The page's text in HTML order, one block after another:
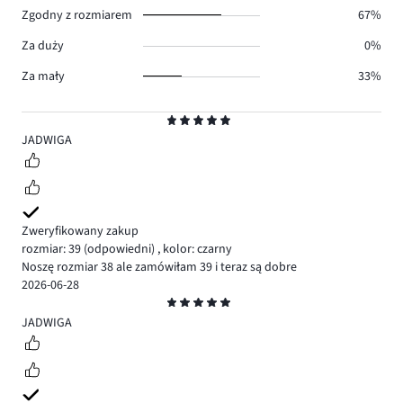
5
JADWIGA
Zweryfikowany zakup
rozmiar: 39 (odpowiedni) , kolor: czarny
Noszę rozmiar 38 ale zamówiłam 39 i teraz są dobre
2026-06-28
5
JADWIGA
Zgodny z rozmiarem
67%
Za duży
0%
Za mały
33%